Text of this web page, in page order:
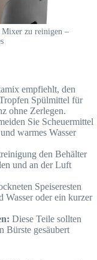
zu reinigen –
empfiehlt, den
Spülmittel für
ohne Zerlegen.
Sie Scheuermittel
warmes Wasser
den Behälter
und an der Luft
Speiseresten
Wasser oder ein kurzer
Diese Teile sollten
Bürste gesäubert